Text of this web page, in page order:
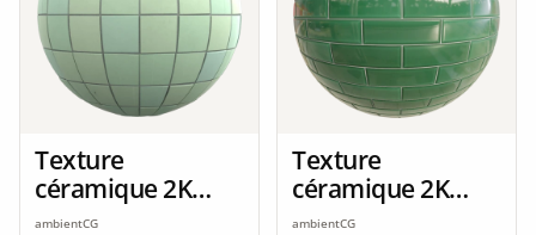
Texture
céramique 2K
seamless
ambientCG
Texture
céramique 2K
seamless
ambientCG